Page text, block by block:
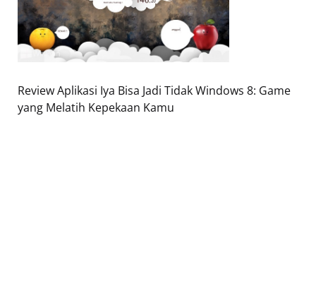
Review Aplikasi Iya Bisa Jadi Tidak Windows 8: Game
yang Melatih Kepekaan Kamu